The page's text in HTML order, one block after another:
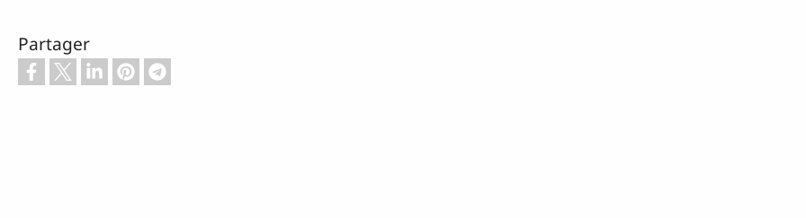
Partager